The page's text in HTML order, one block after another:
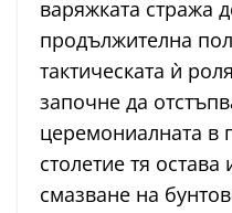
варяжката стража
продължителна
тактическата ѝ
започне да
церемониалната в
столетие тя остава
смазване на